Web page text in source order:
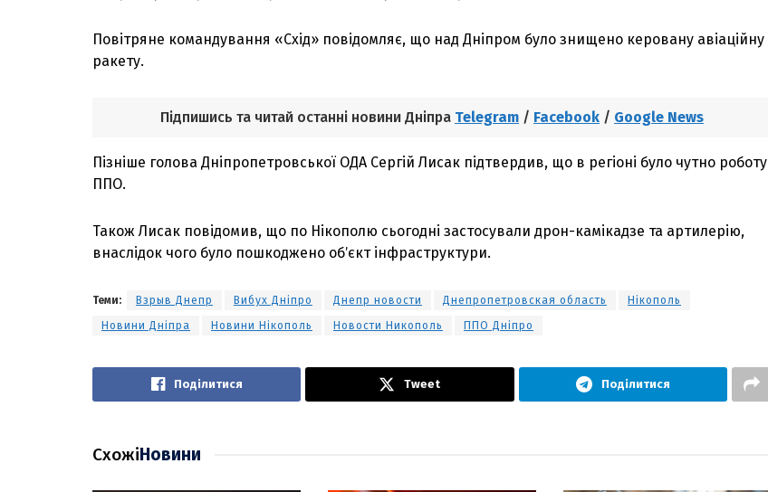
Повітряне командування «Схід» повідомляє, що над Дніпром було знищено керовану авіаційну
ракету.
Підпишись та читай останні новини Дніпра Telegram / Facebook / Google News
Пізніше голова Дніпропетровської ОДА Сергій Лисак підтвердив, що в регіоні було чутно роботу
ППО.
Також Лисак повідомив, що по Нікополю сьогодні застосували дрон-камікадзе та артилерію,
внаслідок чого було пошкоджено обʼєкт інфраструктури.
Теми: Взрыв Днепр Вибух Дніпро Днепр новости Днепропетровская область
Нікополь
Новини Дніпра
Новини Нікополь Новости Никополь ППО Дніпро
Поділитися Tweet Поділитися
СхожіНовини